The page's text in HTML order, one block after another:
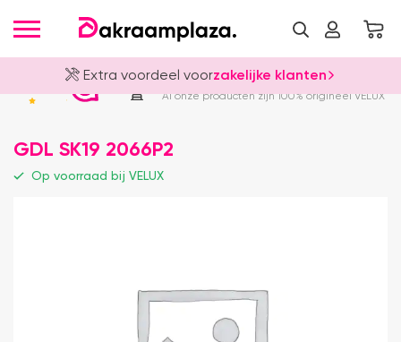
Extra voordeel voorzakelijke klanten
Officieel VELUX Dealer
Al onze producten zijn 100% origineel VELUX
GDL SK19 2066P2
Op voorraad bij VELUX